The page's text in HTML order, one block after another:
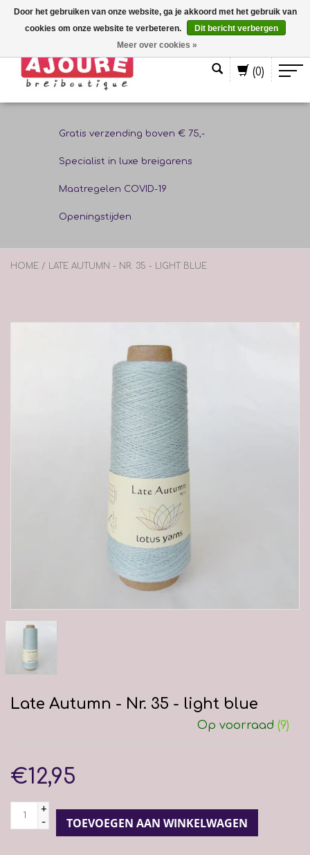
(0)
Gratis verzending boven € 75,-
Specialist in luxe breigarens
Maatregelen COVID-19
Openingstijden
HOME / LATE AUTUMN - NR. 35 - LIGHT BLUE
Late Autumn - Nr. 35 - light blue
Op voorraad (9)
€12,95
+
-
TOEVOEGEN AAN WINKELWAGEN
Door het gebruiken van onze website, ga je akkoord met het gebruik van
cookies om onze website te verbeteren.
Dit bericht verbergen
Meer over cookies »